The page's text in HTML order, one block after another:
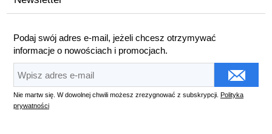
Podaj swój adres e-mail, jeżeli chcesz otrzymywać
informacje o nowościach i promocjach.
Nie martw się. W dowolnej chwili możesz zrezygnować z subskrypcji.
Polityka
prywatności